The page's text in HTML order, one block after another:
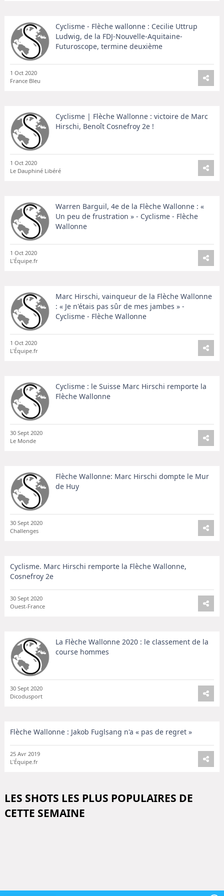
monter sur le podium. Dans l'ensemble, la course a été un
grand succès et nous avons vu des performances
impressionnantes de la part de tous les coureurs.
Cyclisme - Flèche wallonne : Cecilie Uttrup
Ludwig, de la FDJ-Nouvelle-Aquitaine-
Futuroscope, termine deuxième
1 Oct 2020
France Bleu
Cyclisme | Flèche Wallonne : victoire de Marc
Hirschi, Benoît Cosnefroy 2e !
1 Oct 2020
Le Dauphiné Libéré
Warren Barguil, 4e de la Flèche Wallonne : «
Un peu de frustration » - Cyclisme - Flèche
Wallonne
1 Oct 2020
L'Équipe.fr
Marc Hirschi, vainqueur de la Flèche Wallonne
: « Je n'étais pas sûr de mes jambes » -
Cyclisme - Flèche Wallonne
1 Oct 2020
L'Équipe.fr
Cyclisme : le Suisse Marc Hirschi remporte la
Flèche Wallonne
30 Sept 2020
Le Monde
Flèche Wallonne: Marc Hirschi dompte le Mur
de Huy
30 Sept 2020
Challenges
Cyclisme. Marc Hirschi remporte la Flèche Wallonne,
Cosnefroy 2e
30 Sept 2020
Ouest-France
La Flèche Wallonne 2020 : le classement de la
course hommes
30 Sept 2020
Dicodusport
Flèche Wallonne : Jakob Fuglsang n'a « pas de regret »
25 Avr 2019
L'Équipe.fr
LES SHOTS LES PLUS POPULAIRES DE
CETTE SEMAINE